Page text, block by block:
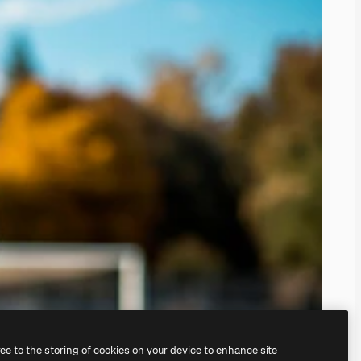
de notre générateur d’images IA.
to the storing of cookies on your device to enhance site